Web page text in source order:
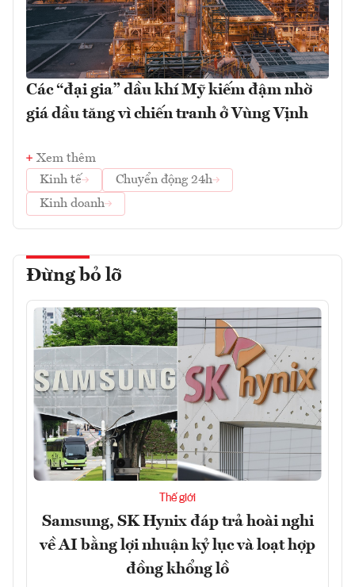
Các “đại gia” dầu khí Mỹ kiếm đậm nhờ
giá dầu tăng vì chiến tranh ở Vùng Vịnh
Xem thêm
Kinh tế
Chuyển động 24h
Kinh doanh
Đừng bỏ lỡ
Thế giới
Samsung, SK Hynix đáp trả hoài nghi
về AI bằng lợi nhuận kỷ lục và loạt hợp
đồng khổng lồ